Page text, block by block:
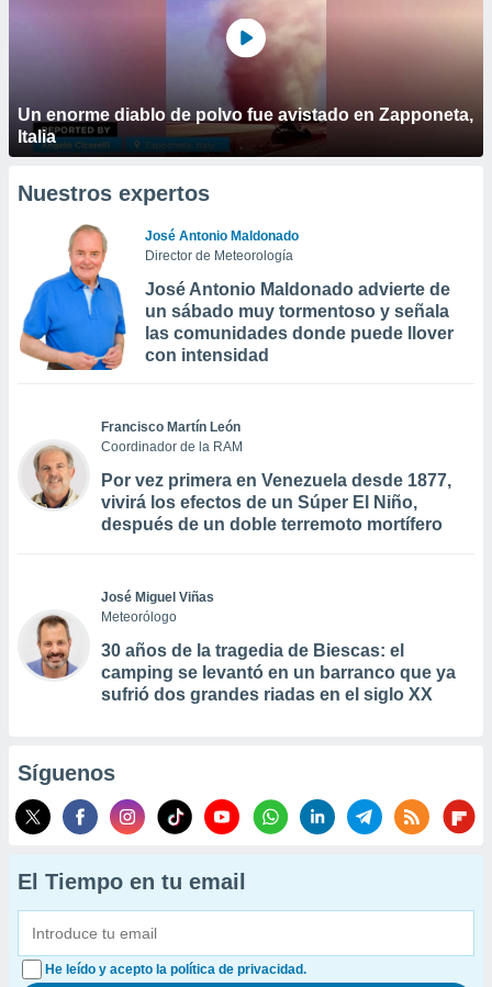
Un enorme diablo de polvo fue avistado en Zapponeta,
Italia
Nuestros expertos
José Antonio Maldonado
Director de Meteorología
José Antonio Maldonado advierte de
un sábado muy tormentoso y señala
las comunidades donde puede llover
con intensidad
Francisco Martín León
Coordinador de la RAM
Por vez primera en Venezuela desde 1877,
vivirá los efectos de un Súper El Niño,
después de un doble terremoto mortífero
José Miguel Viñas
Meteorólogo
30 años de la tragedia de Biescas: el
camping se levantó en un barranco que ya
sufrió dos grandes riadas en el siglo XX
Síguenos
El Tiempo en tu email
He leído y acepto la política de privacidad.